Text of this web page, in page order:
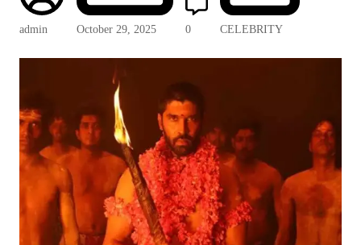
admin October 29, 2025 0 CELEBRITY